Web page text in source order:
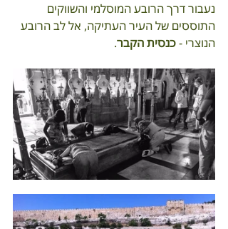
נעבור דרך הרובע המוסלמי והשווקים
התוססים של העיר העתיקה, אל לב הרובע
הנוצרי - כנסית הקבר.